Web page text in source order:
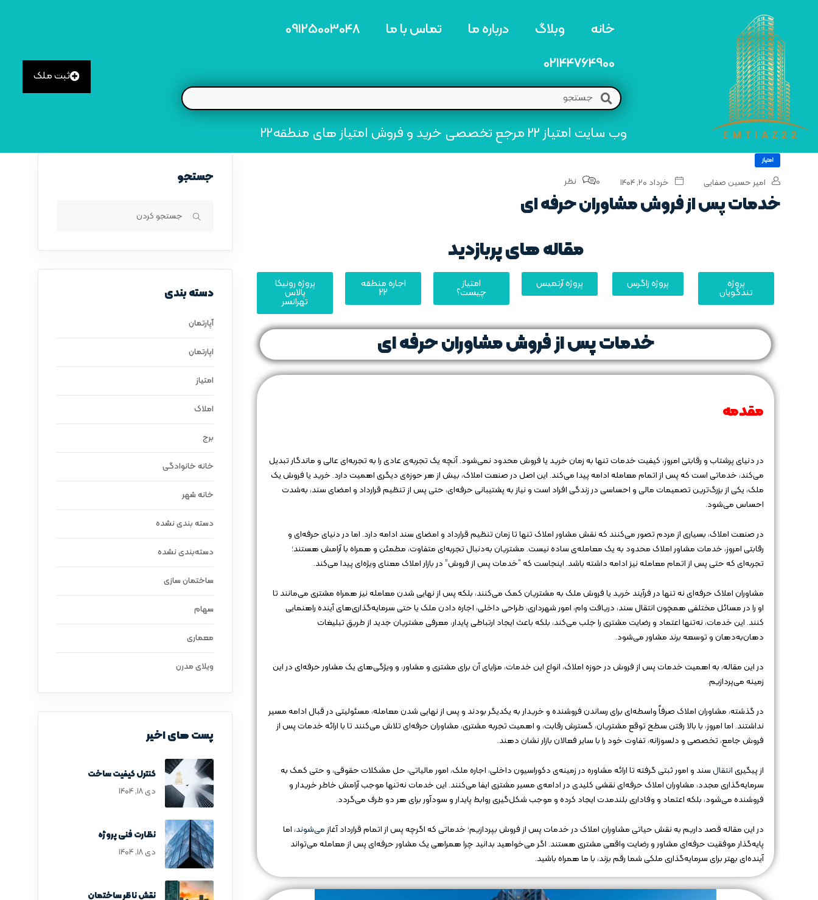
خانه وبلاگ درباره ما تماس با ما
09125003048
02144764900
وب سایت امتیاز 22 مرجع تخصصی خرید و فروش امتیاز های منطقه22
ثبت ملک
امتیاز
امیر حسین صفایی خرداد ۲۰, ۱۴۰۴ 0 نظر
خدمات پس از فروش مشاوران حرفه‌ ای
مقاله های پربازدید
پروژه
تندگویان
پروژه زاگرس پروژه آرتمیس امتیاز
چیست؟
اجاره منطقه
22
پروژه رونیکا
پالاس
تهرانسر
خدمات پس از فروش مشاوران حرفه‌ ای
مقدمه
در دنیای پرشتاب و رقابتی امروز، کیفیت خدمات تنها به زمان خرید یا فروش محدود نمی‌شود. آنچه یک تجربه‌ی عادی را به تجربه‌ای عالی و ماندگار تبدیل
می‌کند، خدماتی است که پس از اتمام معامله ادامه پیدا می‌کند. این اصل در صنعت املاک، بیش از هر حوزه‌ی دیگری اهمیت دارد. خرید یا فروش یک
ملک، یکی از بزرگ‌ترین تصمیمات مالی و احساسی در زندگی افراد است و نیاز به پشتیبانی حرفه‌ای، حتی پس از تنظیم قرارداد و امضای سند، به‌شدت
احساس می‌شود.
در صنعت املاک، بسیاری از مردم تصور می‌کنند که نقش مشاور املاک تنها تا زمان تنظیم قرارداد و امضای سند ادامه دارد. اما در دنیای حرفه‌ای و
رقابتی امروز، خدمات مشاور املاک محدود به یک معامله‌ی ساده نیست. مشتریان به‌دنبال تجربه‌ای متفاوت، مطمئن و همراه با آرامش هستند؛
تجربه‌ای که حتی پس از اتمام معامله نیز ادامه داشته باشد. اینجاست که “خدمات پس از فروش” در بازار املاک معنای ویژه‌ای پیدا می‌کند.
مشاوران املاک حرفه‌ای نه تنها در فرآیند خرید یا فروش ملک به مشتریان کمک می‌کنند، بلکه پس از نهایی شدن معامله نیز همراه مشتری می‌مانند تا
او را در مسائل مختلفی همچون انتقال سند، دریافت وام، امور شهرداری، طراحی داخلی، اجاره دادن ملک یا حتی سرمایه‌گذاری‌های آینده راهنمایی
کنند. این خدمات، نه‌تنها اعتماد و رضایت مشتری را جلب می‌کند، بلکه باعث ایجاد ارتباطی پایدار، معرفی مشتریان جدید از طریق تبلیغات
دهان‌به‌دهان و توسعه برند مشاور می‌شود.
در این مقاله، به اهمیت خدمات پس از فروش در حوزه املاک، انواع این خدمات، مزایای آن برای مشتری و مشاور، و ویژگی‌های یک مشاور حرفه‌ای در این
زمینه می‌پردازیم.
در گذشته، مشاوران املاک صرفاً واسطه‌ای برای رساندن فروشنده و خریدار به یکدیگر بودند و پس از نهایی شدن معامله، مسئولیتی در قبال ادامه مسیر
نداشتند. اما امروز، با بالا رفتن سطح توقع مشتریان، گسترش رقابت، و اهمیت تجربه مشتری، مشاوران حرفه‌ای تلاش می‌کنند تا با ارائه خدمات پس از
فروش جامع، تخصصی و دلسوزانه، تفاوت خود را با سایر فعالان بازار نشان دهند.
از پیگیریانتقالسند و امور ثبتی گرفته تا ارائه مشاوره در زمینه‌ی دکوراسیون داخلی، اجاره ملک، امور مالیاتی، حل مشکلات حقوقی، و حتی کمک به
سرمایه‌گذاری مجدد، مشاوران املاک حرفه‌ای نقشی کلیدی در ادامه‌ی مسیر مشتری ایفا می‌کنند. این خدمات نه‌تنها موجب آرامش خاطر خریدار و
فروشنده می‌شود، بلکه اعتماد و وفاداری بلندمدت ایجاد کرده و موجب شکل‌گیری روابط پایدار و سودآور برای هر دو طرف می‌گردد.
در این مقاله قصد داریم به نقش حیاتی مشاوران املاک در خدمات پس از فروش بپردازیم؛ خدماتی که اگرچه پس از اتمام قرارداد آغاز می‌شوند، اما
پایه‌گذار موفقیت حرفه‌ای مشاور و رضایت واقعی مشتری هستند. اگر می‌خواهید بدانید چرا همراهی یک مشاور حرفه‌ای پس از معامله می‌تواند
آینده‌ای بهتر برای سرمایه‌گذاری ملکی شما رقم بزند، با ما همراه باشید.
جستجو
دسته بندی
آپارتمان
اپارتمان
امتیاز
املاک
برج
خانه خانوادگی
خانه شهر
دسته بندی نشده
دسته‌بندی نشده
ساختمان سازی
سهام
معماری
ویلای مدرن
پست های اخیر
کنترل کیفیت ساخت
دی ۱۸, ۱۴۰۴
نظارت فنی پروژه
دی ۱۸, ۱۴۰۴
نقش ناظر ساختمان